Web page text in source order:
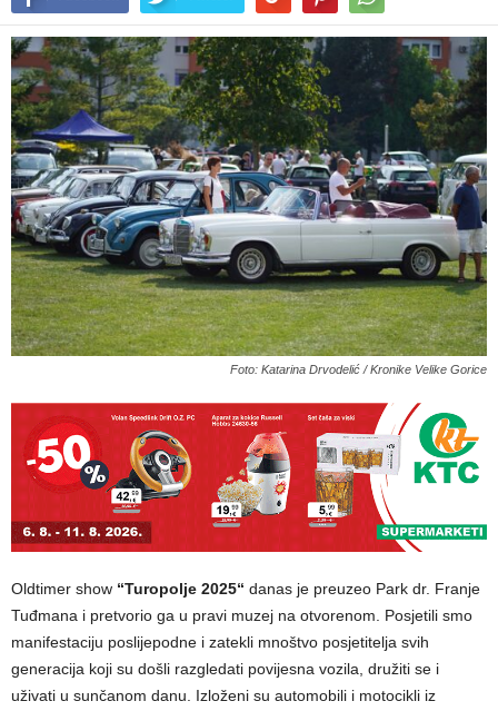
Foto: Katarina Drvodelić / Kronike Velike Gorice
Oldtimer show “Turopolje 2025“ danas je preuzeo Park dr. Franje
Tuđmana i pretvorio ga u pravi muzej na otvorenom. Posjetili smo
manifestaciju poslijepodne i zatekli mnoštvo posjetitelja svih
generacija koji su došli razgledati povijesna vozila, družiti se i
uživati u sunčanom danu. Izloženi su automobili i motocikli iz